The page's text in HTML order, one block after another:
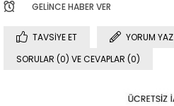
GELINCE HABER VER
TAVSIYE ET
YORUM YAZ
SORULAR (0) VE CEVAPLAR (0)